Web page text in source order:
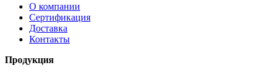
О компании
Сертификация
Доставка
Контакты
Продукция